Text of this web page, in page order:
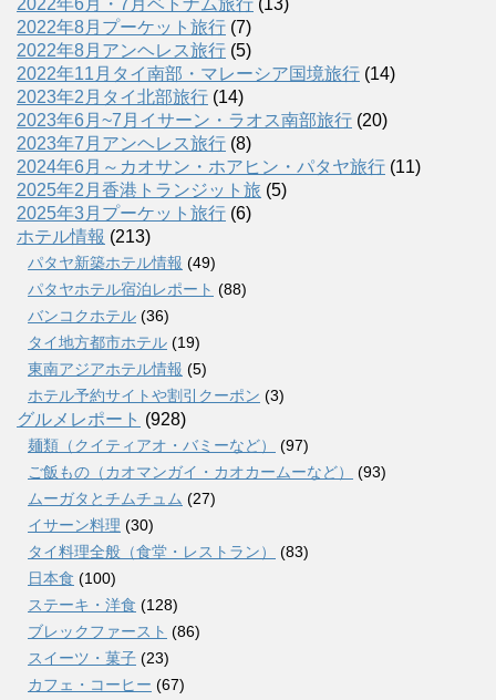
2022年8月プーケット旅行 (7)
2022年8月アンヘレス旅行 (5)
2022年11月タイ南部・マレーシア国境旅行 (14)
2023年2月タイ北部旅行 (14)
2023年6月~7月イサーン・ラオス南部旅行 (20)
2023年7月アンヘレス旅行 (8)
2024年6月～カオサン・ホアヒン・パタヤ旅行 (11)
2025年2月香港トランジット旅 (5)
2025年3月プーケット旅行 (6)
ホテル情報 (213)
パタヤ新築ホテル情報 (49)
パタヤホテル宿泊レポート (88)
バンコクホテル (36)
タイ地方都市ホテル (19)
東南アジアホテル情報 (5)
ホテル予約サイトや割引クーポン (3)
グルメレポート (928)
麺類（クイティアオ・バミーなど）
(97)
ご飯もの（カオマンガイ・カオカームーなど）
(93)
ムーガタとチムチュム (27)
イサーン料理 (30)
タイ料理全般（食堂・レストラン）
(83)
日本食 (100)
ステーキ・洋食 (128)
ブレックファースト (86)
スイーツ・菓子 (23)
カフェ・コーヒー (67)